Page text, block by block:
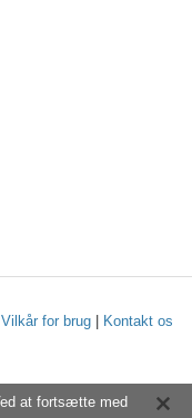
Vilkår for brug| Kontakt os
at fortsætte med